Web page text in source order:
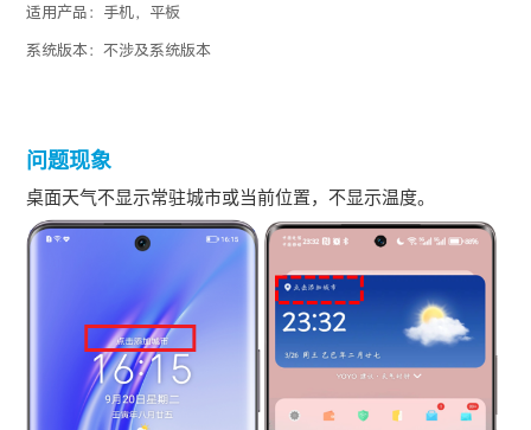
适用产品： 手机，平板
系统版本：不涉及系统版本
问题现象
桌面天气不显示常驻城市或当前位置，不显示温度。